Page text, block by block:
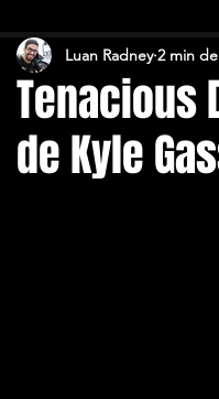
Tenacious
de Kyle
Luan Radney 2 min